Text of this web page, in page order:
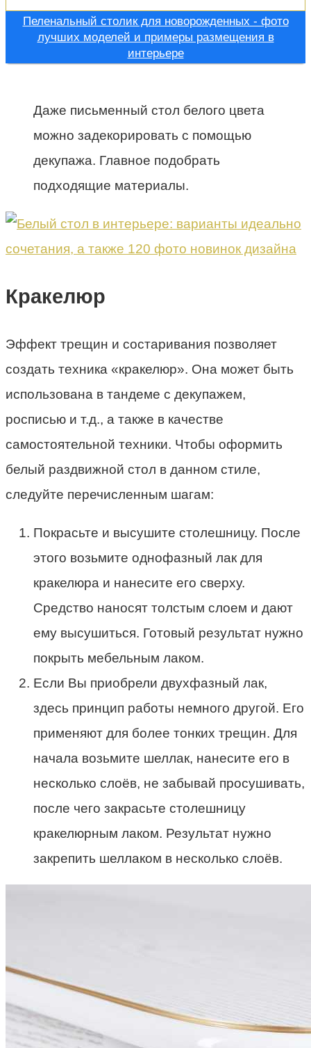
Пеленальный столик для новорожденных - фото
лучших моделей и примеры размещения в
интерьере
Даже письменный стол белого цвета
можно задекорировать с помощью
декупажа. Главное подобрать
подходящие материалы.
Кракелюр
Эффект трещин и состаривания позволяет
создать техника «кракелюр». Она может быть
использована в тандеме с декупажем,
росписью и т.д., а также в качестве
самостоятельной техники. Чтобы оформить
белый раздвижной стол в данном стиле,
следуйте перечисленным шагам:
Покрасьте и высушите столешницу. После
этого возьмите однофазный лак для
кракелюра и нанесите его сверху.
Средство наносят толстым слоем и дают
ему высушиться. Готовый результат нужно
покрыть мебельным лаком.
Если Вы приобрели двухфазный лак,
здесь принцип работы немного другой. Его
применяют для более тонких трещин. Для
начала возьмите шеллак, нанесите его в
несколько слоёв, не забывай просушивать,
после чего закрасьте столешницу
кракелюрным лаком. Результат нужно
закрепить шеллаком в несколько слоёв.